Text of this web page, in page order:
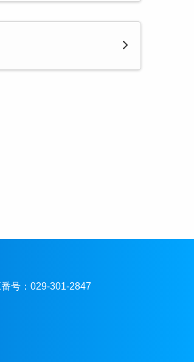
号：029-301-2847